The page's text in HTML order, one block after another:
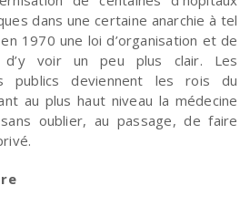
dans une certaine anarchie à tel
1970 une loi d’organisation et de
d’y voir un peu plus clair. Les
publics deviennent les rois du
au plus haut niveau la médecine
oublier, au passage, de faire